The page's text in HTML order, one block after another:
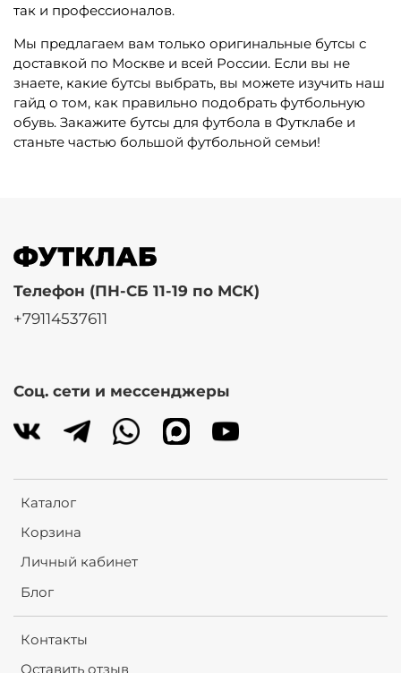
так и профессионалов.
Мы предлагаем вам только оригинальные бутсы с
доставкой по Москве и всей России. Если вы не
знаете, какие бутсы выбрать, вы можете изучить наш
гайд о том, как правильно подобрать футбольную
обувь. Закажите бутсы для футбола в Футклабе и
станьте частью большой футбольной семьи!
Каталог
Корзина
Личный кабинет
Блог
Контакты
Оставить отзыв
Телефон (ПН-СБ 11-19 по МСК)
+79114537611
Соц. сети и мессенджеры